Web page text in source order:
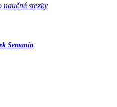
naučné stezky
Semanín